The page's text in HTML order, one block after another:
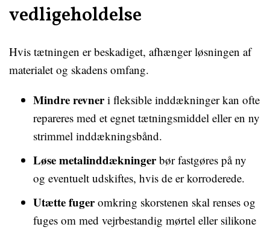
vedligeholdelse
Hvis tætningen er beskadiget, afhænger løsningen af
materialet og skadens omfang.
Mindre revneri fleksible inddækninger kan ofte
repareres med et egnet tætningsmiddel eller en ny
strimmel inddækningsbånd.
Løse metalinddækningerbør fastgøres på ny
og eventuelt udskiftes, hvis de er korroderede.
Utætte fugeromkring skorstenen skal renses og
fuges om med vejrbestandig mørtel eller silikone